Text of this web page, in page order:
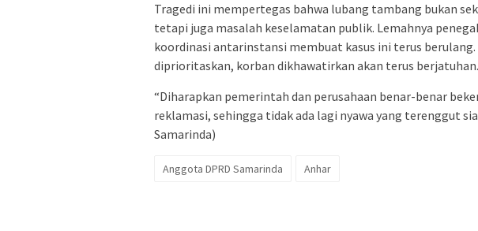
Tragedi ini mempertegas bahwa lubang tambang bukan
tetapi juga masalah keselamatan publik. Lemahnya
koordinasi antarinstansi membuat kasus ini terus
diprioritaskan, korban dikhawatirkan akan terus berjatuhan.
“Diharapkan pemerintah dan perusahaan benar-benar
reklamasi, sehingga tidak ada lagi nyawa yang terenggut
Samarinda)
Anggota DPRD Samarinda Anhar